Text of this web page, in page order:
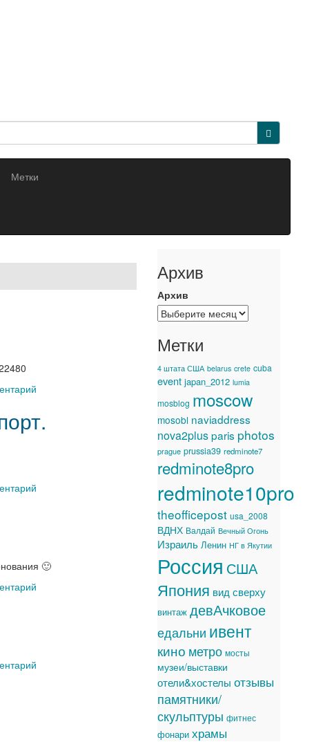
Метки
🙂
Архив
Архив
Метки
4 штата США belarus crete cuba
event japan_2012 lumia
mosblog moscow
mosobl naviaddress
nova2plusparis photos
prague prussia39 redminote7
redminote8pro
redminote10pro
theofficepost usa_2008
ВДНХ Валдай Вечный Огонь
Израиль Ленин НГ в Якутии
Россия США
Япония вид сверху
винтаж девАчковое
едальни ивент
кино метро мосты
музеи/выставки
отели&хостелы отзывы
памятники/
скульптуры фитнес
фонари храмы